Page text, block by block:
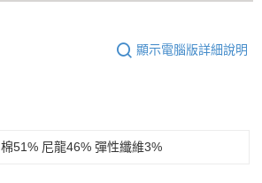
顯示電腦版詳細說明
棉51% 尼龍46% 彈性纖維3%